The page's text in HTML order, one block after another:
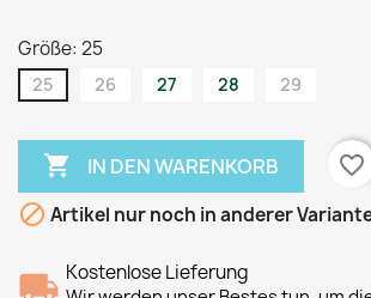
Größe: 25
25 26 27 28 29
 IN DEN WARENKORB
favorite_border
 Artikel nur noch in anderer
Kostenlose Lieferung